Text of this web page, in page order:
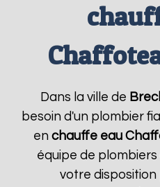
Dans la ville de
besoin d'un plombier
en chauffe eau
équipe de
votre